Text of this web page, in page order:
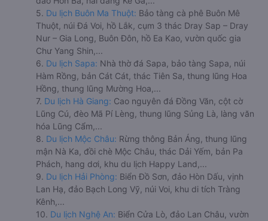
5. Du lịch Buôn Ma Thuột: Bảo tàng cà phê Buôn Mê
Thuột, núi Đá Voi, hồ Lắk, cụm 3 thác Dray Sap – Dray
Nur – Gia Long, Buôn Đôn, hồ Ea Kao, vườn quốc gia
Chư Yang Shin,...
6. Du lịch Sapa: Nhà thờ đá Sapa, bảo tàng Sapa, núi
Hàm Rồng, bản Cát Cát, thác Tiên Sa, thung lũng Hoa
Hồng, thung lũng Mường Hoa,...
7. Du lịch Hà Giang: Cao nguyên đá Đồng Văn, cột cờ
Lũng Cú, đèo Mã Pí Lèng, thung lũng Sủng Là, làng văn
hóa Lũng Cẩm,...
8. Du lịch Mộc Châu: Rừng thông Bản Áng, thung lũng
mận Nà Ka, đồi chè Mộc Châu, thác Dải Yếm, bản Pa
Phách, hang dơi, khu du lịch Happy Land,...
9. Du lịch Hải Phòng: Biển Đồ Sơn, đảo Hòn Dấu, vịnh
Lan Hạ, đảo Bạch Long Vỹ, núi Voi, khu di tích Tràng
Kênh,...
10. Du lịch Nghệ An: Biển Cửa Lò, đảo Lan Châu, vườn